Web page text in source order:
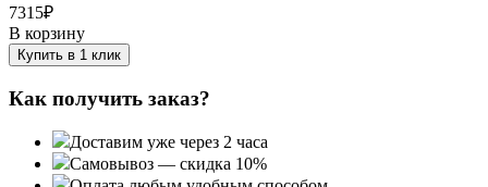
7315₽
В корзину
Купить в 1 клик
Как получить заказ?
Доставим уже через 2 часа
Самовывоз — скидка 10%